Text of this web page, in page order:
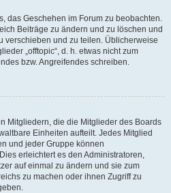
das Geschehen im Forum zu beobachten.
Beiträge zu ändern und zu löschen und
verschieben und zu teilen. Üblicherweise
„offtopic“, d. h. etwas nicht zum
bzw. Angreifendes schreiben.
Mitgliedern, die die Mitglieder des Boards
Einheiten aufteilt. Jedes Mitglied
und jeder Gruppe können
erleichtert es den Administratoren,
auf einmal zu ändern und sie zum
zu machen oder ihnen Zugriff zu